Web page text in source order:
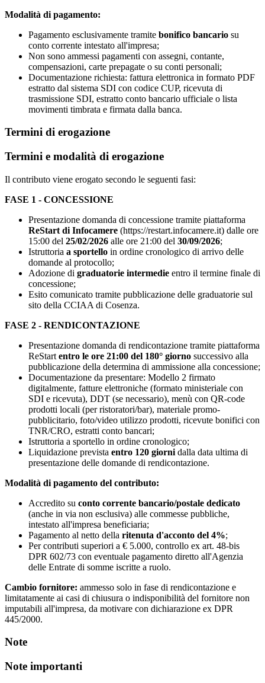
Modalità di pagamento:
Pagamento esclusivamente tramite bonifico bancario su
conto corrente intestato all'impresa;
Non sono ammessi pagamenti con assegni, contante,
compensazioni, carte prepagate o su conti personali;
Documentazione richiesta: fattura elettronica in formato PDF
estratto dal sistema SDI con codice CUP, ricevuta di
trasmissione SDI, estratto conto bancario ufficiale o lista
movimenti timbrata e firmata dalla banca.
Termini di erogazione
Termini e modalità di erogazione
Il contributo viene erogato secondo le seguenti fasi:
FASE 1 - CONCESSIONE
Presentazione domanda di concessione tramite piattaforma
ReStart di Infocamere (https://restart.infocamere.it) dalle ore
15:00 del 25/02/2026 alle ore 21:00 del 30/09/2026;
Istruttoria a sportello in ordine cronologico di arrivo delle
domande al protocollo;
Adozione di graduatorie intermedie entro il termine finale di
concessione;
Esito comunicato tramite pubblicazione delle graduatorie sul
sito della CCIAA di Cosenza.
FASE 2 - RENDICONTAZIONE
Presentazione domanda di rendicontazione tramite piattaforma
ReStart entro le ore 21:00 del 180° giorno successivo alla
pubblicazione della determina di ammissione alla concessione;
Documentazione da presentare: Modello 2 firmato
digitalmente, fatture elettroniche (formato ministeriale con
SDI e ricevuta), DDT (se necessario), menù con QR-code
prodotti locali (per ristoratori/bar), materiale promo-
pubblicitario, foto/video utilizzo prodotti, ricevute bonifici con
TNR/CRO, estratti conto bancari;
Istruttoria a sportello in ordine cronologico;
Liquidazione prevista entro 120 giorni dalla data ultima di
presentazione delle domande di rendicontazione.
Modalità di pagamento del contributo:
Accredito su conto corrente bancario/postale dedicato
(anche in via non esclusiva) alle commesse pubbliche,
intestato all'impresa beneficiaria;
Pagamento al netto della ritenuta d'acconto del 4%;
Per contributi superiori a € 5.000, controllo ex art. 48-bis
DPR 602/73 con eventuale pagamento diretto all'Agenzia
delle Entrate di somme iscritte a ruolo.
Cambio fornitore: ammesso solo in fase di rendicontazione e
limitatamente ai casi di chiusura o indisponibilità del fornitore non
imputabili all'impresa, da motivare con dichiarazione ex DPR
445/2000.
Note
Note importanti